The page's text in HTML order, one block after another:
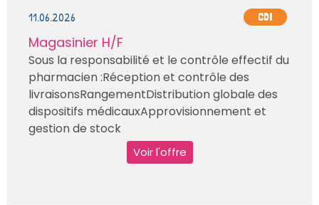
11.06.2026 CDI
Magasinier H/F
Sous la responsabilité et le contrôle effectif du
pharmacien :Réception et contrôle des
livraisonsRangementDistribution globale des
dispositifs médicauxApprovisionnement et
gestion de stock
Voir l'offre